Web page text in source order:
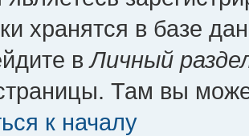
хранятся в базе
вЛичный
Там вы
к началу